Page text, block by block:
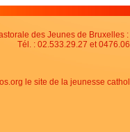
des Jeunes de Bruxelles
Tél. : 02.533.29.27 et
le site de la jeunesse